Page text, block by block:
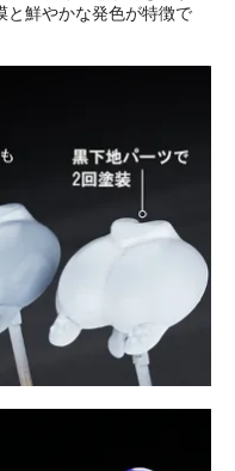
と鮮やかな発色が特徴で